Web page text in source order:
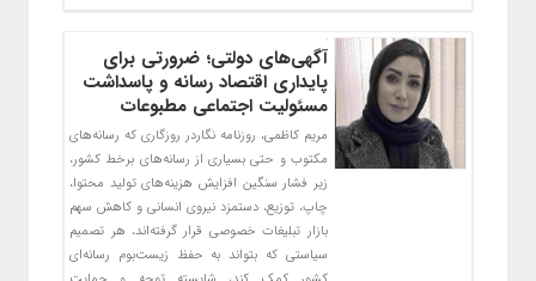
آگهی‌های دولتی؛ ضرورتی برای
پایداری اقتصاد رسانه و پاسداشت
مسئولیت اجتماعی مطبوعات
مریم کاظمی، روزنامه نگاردر روزگاری که رسانه‌های
مکتوب و حتی بسیاری از رسانه‌های برخط کشور،
زیر فشار سنگین افزایش هزینه‌های تولید محتوا،
چاپ، توزیع، دستمزد نیروی انسانی و کاهش سهم
بازار تبلیغات خصوصی قرار گرفته‌اند، هر تصمیم
سیاستی که بتواند به حفظ زیست‌بوم رسانه‌ای